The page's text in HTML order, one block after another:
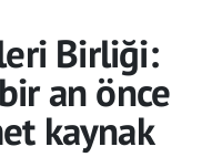
Birliği:
an önce
kaynak